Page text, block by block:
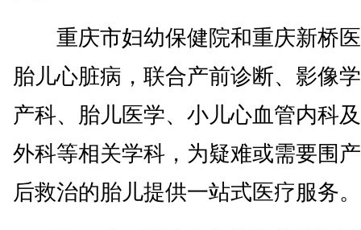
重庆市妇幼保健院和重庆新桥医
胎儿心脏病，联合产前诊断、影像
产科、胎儿医学、小儿心血管内科
外科等相关学科，为疑难或需要围
后救治的胎儿提供一站式医疗服务。